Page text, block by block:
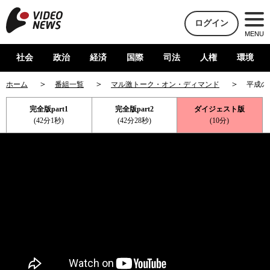
ログイン
MENU
社会 政治 経済 国際 司法 人権 環境
ホーム 番組一覧 マル激トーク・オン・ディマンド 平成の
完全版part1
(42分1秒)
完全版part2
(42分28秒)
ダイジェスト版
(10分)